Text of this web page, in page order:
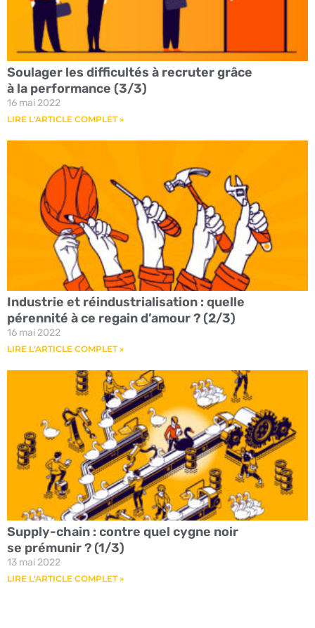
Soulager les difficultés à recruter grâce
à la performance (3/3)
16 mai 2022
LIRE L'ARTICLE COMPLET »
Industrie et réindustrialisation : quelle
pérennité à ce regain d’amour ? (2/3)
16 mai 2022
LIRE L'ARTICLE COMPLET »
Supply-chain : contre quel cygne noir
se prémunir ? (1/3)
13 mai 2022
LIRE L'ARTICLE COMPLET »